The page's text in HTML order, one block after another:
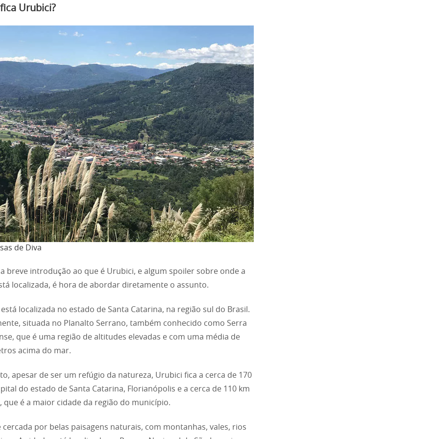
Urubici?
de Diva
breve introdução ao que é Urubici, e algum spoiler sobre onde a
localizada, é hora de abordar diretamente o assunto.
localizada no estado de Santa Catarina, na região sul do Brasil.
situada no Planalto Serrano, também conhecido como Serra
que é uma região de altitudes elevadas e com uma média de
acima do mar.
apesar de ser um refúgio da natureza, Urubici fica a cerca de 170
do estado de Santa Catarina, Florianópolis e a cerca de 110 km
que é a maior cidade da região do município.
cercada por belas paisagens naturais, com montanhas, vales, rios